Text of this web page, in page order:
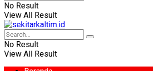
No Result
View All Result
No Result
View All Result